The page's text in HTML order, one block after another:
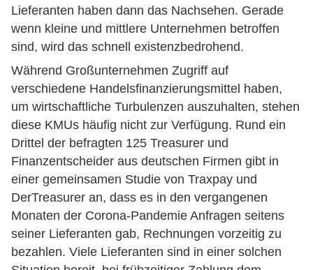
Lieferanten haben dann das Nachsehen. Gerade
wenn kleine und mittlere Unternehmen betroffen
sind, wird das schnell existenzbedrohend.
Während Großunternehmen Zugriff auf
verschiedene Handelsfinanzierungsmittel haben,
um wirtschaftliche Turbulenzen auszuhalten, stehen
diese KMUs häufig nicht zur Verfügung. Rund ein
Drittel der befragten 125 Treasurer und
Finanzentscheider aus deutschen Firmen gibt in
einer gemeinsamen Studie von Traxpay und
DerTreasurer an, dass es in den vergangenen
Monaten der Corona-Pandemie Anfragen seitens
seiner Lieferanten gab, Rechnungen vorzeitig zu
bezahlen. Viele Lieferanten sind in einer solchen